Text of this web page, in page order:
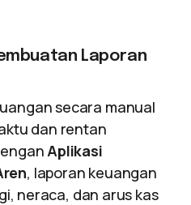
Laporan
secara manual
dan rentan
Aplikasi
, laporan keuangan
neraca, dan arus kas